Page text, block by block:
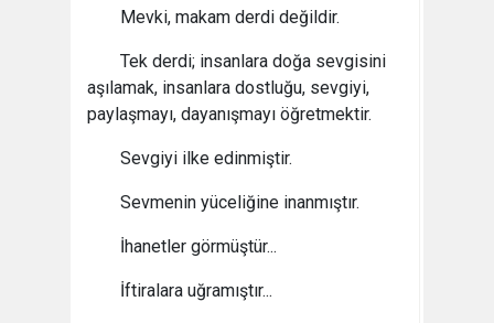
Mevki, makam derdi değildir.
Tek derdi; insanlara doğa sevgisini
aşılamak, insanlara dostluğu, sevgiyi,
paylaşmayı, dayanışmayı öğretmektir.
Sevgiyi ilke edinmiştir.
Sevmenin yüceliğine inanmıştır.
İhanetler görmüştür...
İftiralara uğramıştır...